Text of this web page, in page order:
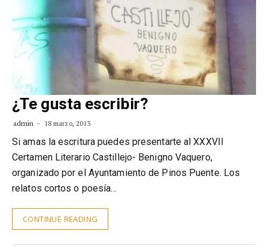
¿Te gusta escribir?
admin 18 marzo, 2013
Si amas la escritura puedes presentarte al XXXVII
Certamen Literario Castillejo- Benigno Vaquero,
organizado por el Ayuntamiento de Pinos Puente. Los
relatos cortos o poesía…
CONTINUE READING